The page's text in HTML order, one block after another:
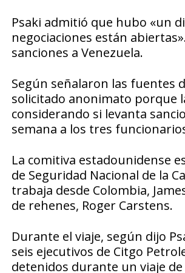
Psaki admitió que hubo «un
negociaciones están
sanciones a Venezuela.
Según señalaron las fuentes
solicitado anonimato porque
considerando si levanta
semana a los tres
La comitiva estadounidense
de Seguridad Nacional de la
trabaja desde Colombia,
de rehenes, Roger Carstens.
Durante el viaje, según dijo
seis ejecutivos de Citgo
detenidos durante un viaje de